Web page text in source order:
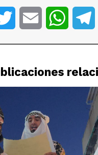
Twitter Email